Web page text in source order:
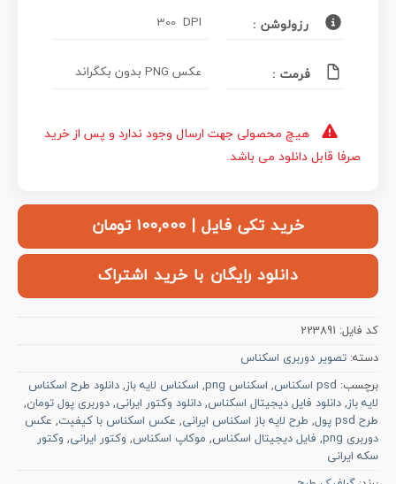
رزولوشن : 300 DPI
فرمت : عکس PNG بدون بکگراند
هیچ محصولی جهت ارسال وجود ندارد و پس از خرید
صرفا قابل دانلود می باشد.
خرید تکی فایل | ۱۰۰,۰۰۰ تومان
دانلود رایگان با خرید اشتراک
کد فایل: 223891
دسته: تصویر دوربری اسکناس
برچسب: psd اسکناس , اسکناس png , اسکناس لایه باز, دانلود طرح اسکناس
لایه باز, دانلود فایل دیجیتال اسکناس, دانلود وکتور ایرانی, دوربری پول تومان,
طرح psd پول
, طرح لایه باز اسکناس ایرانی, عکس اسکناس با کیفیت, عکس
دوربری png
, فایل دیجیتال اسکناس, موکاپ اسکناس, وکتور ایرانی, وکتور
سکه ایرانی